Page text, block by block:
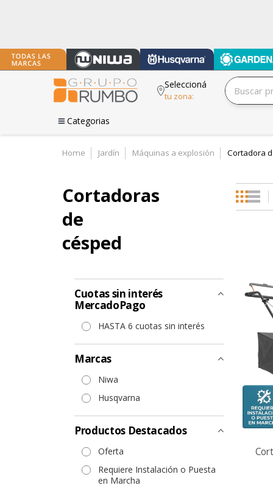
Seleccioná
tu zona:
Categorias
Home Jardín Máquinas a explosión Cortadora
Cortadoras
de
césped
Cuotas sin interés
MercadoPago
HASTA 6 cuotas sin interés
Marcas
Niwa
Husqvarna
Productos Destacados
Oferta
Requiere Instalación o Puesta
en Marcha